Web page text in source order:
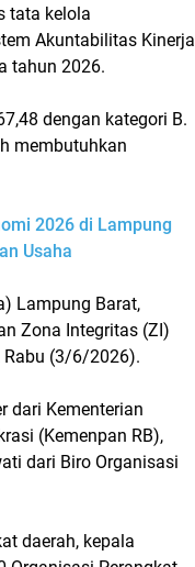
tata kelola
Akuntabilitas Kinerja
tahun 2026.
dengan kategori B.
membutuhkan
2026 di Lampung
Usaha
Lampung Barat,
Zona Integritas (ZI)
Rabu (3/6/2026).
dari Kementerian
(Kemenpan RB),
dari Biro Organisasi
daerah, kepala